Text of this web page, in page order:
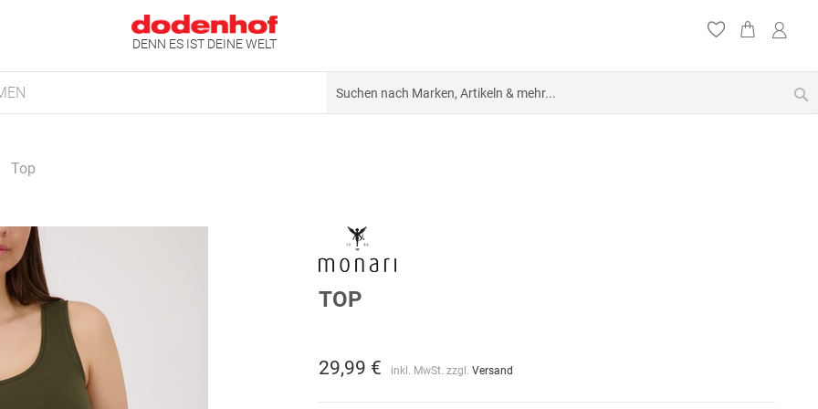
DENN ES IST DEINE WELT
Top
TOP
29,99 € inkl. MwSt. zzgl.Versand